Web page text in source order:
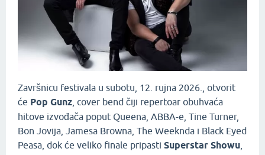
Završnicu festivala u subotu, 12. rujna 2026., otvorit
će Pop Gunz , cover bend čiji repertoar obuhvaća
hitove izvođača poput Queena, ABBA-e, Tine Turner,
Bon Jovija, Jamesa Browna, The Weeknda i Black Eyed
Peasa, dok će veliko finale pripasti Superstar Showu